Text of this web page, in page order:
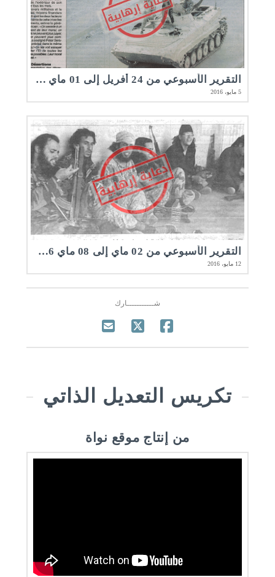
التقرير الأسبوعي من 24 أفريل إلى 01 ماي 2016 | مرصد الأخلاقيات المهنية
5 مايو، 2016
التقرير الأسبوعي من 02 ماي إلى 08 ماي 2016 | مرصد الأخلاقيات المهنية
12 مايو، 2016
شـــــــــــارك
تكريس التعديل الذاتي
من إنتاج موقع نواة